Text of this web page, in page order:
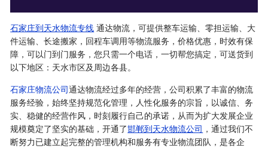
石家庄到天水物流专线 通达物流，可提供整车运输、零担运输、大
件运输、长途搬家，回程车调用等物流服务，价格优惠，时效有保
障，可以门到门服务，您只需一个电话，一切帮您搞定，可送货到
以下地区：天水市区及周边各县。
石家庄物流公司通达物流经过多年的经营，公司积累了丰富的物流
服务经验，始终坚持规范化管理，人性化服务的宗旨，以诚信、务
实、稳健的经营作风，时刻履行自己的承诺，从而为扩大发展企业
规模奠定了坚实的基础，开通了邯郸到天水物流公司 ，通过我们不
断努力已建立起完整的管理机构和服务有专业物流团队，是各企